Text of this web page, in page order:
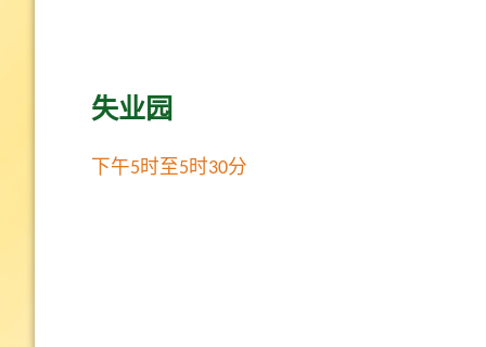
失业园
下午5时至5时30分